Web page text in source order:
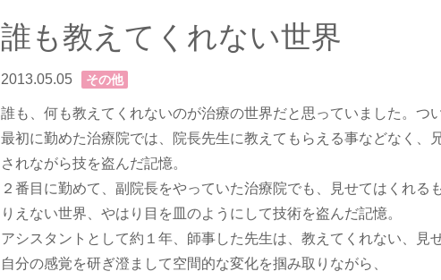
誰も教えてくれない世界
2013.05.05 その他
誰も、何も教えてくれないのが治療の世界だと思っていました。つ
最初に勤めた治療院では、院長先生に教えてもらえる事などなく、
されながら技を盗んだ記憶。
２番目に勤めて、副院長をやっていた治療院でも、見せてはくれる
りえない世界、やはり目を皿のようにして技術を盗んだ記憶。
アシスタントとして約１年、師事した先生は、教えてくれない、見
自分の感覚を研ぎ澄まして空間的な変化を掴み取りながら、